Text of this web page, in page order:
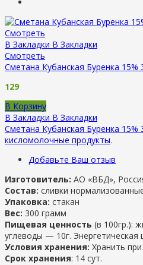
Смотреть
В Закладки В Закладки
Смотреть
Сметана Кубанская Буренка 15%
129
В Корзину
В Закладки В Закладки
Сметана Кубанская Буренка 15%
кисломолочные продукты.
Добавьте Ваш отзыв
Изготовитель: АО «ВБД»,
Состав: сливки
Упаковка: стакан
Вес: 300 грамм
Пищевая ценность (в 100гр.):
углеводы — 10г. Энергетическая
Условия хранения: Хранить при
Срок хранения: 14 сут.